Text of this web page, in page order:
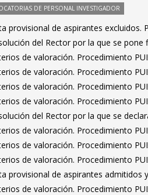
DE PERSONAL INVESTIGADOR
provisional de aspirantes excluidos.
del Rector por la que se
de valoración. Procedimiento
de valoración. Procedimiento
de valoración. Procedimiento
de valoración. Procedimiento
del Rector por la que se
de valoración. Procedimiento
de valoración. Procedimiento
de valoración. Procedimiento
provisional de aspirantes admitidos
de valoración. Procedimiento